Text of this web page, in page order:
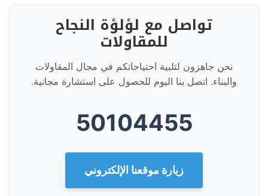
تواصل مع لؤلؤة النجاح
للمقاولات
نحن جاهزون لتلبية احتياجاتكم في مجال المقاولات
والبناء. اتصل بنا اليوم للحصول على استشارة مجانية.
50104455
زيارة موقعنا الإلكتروني